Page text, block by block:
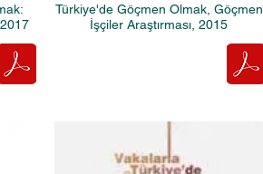
Türkiye'de Göçmen Olmak, Göçmen
İşçiler Araştırması, 2015